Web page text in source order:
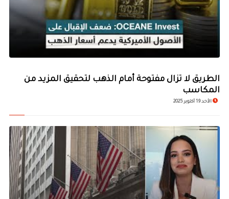
الطريق لا تزال مفتوحة أمام الذهب لتحقيق المزيد من
المكاسب
الأحد 19 أكتوبر 2025